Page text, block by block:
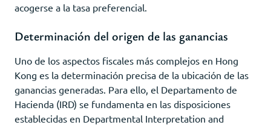
acogerse a la tasa preferencial.
Determinación del origen de las ganancias
Uno de los aspectos fiscales más complejos en Hong
Kong es la determinación precisa de la ubicación de las
ganancias generadas. Para ello, el Departamento de
Hacienda (IRD) se fundamenta en las disposiciones
establecidas en Departmental Interpretation and